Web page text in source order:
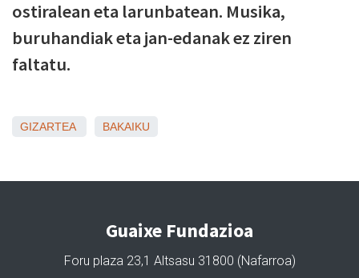
ostiralean eta larunbatean. Musika,
buruhandiak eta jan-edanak ez ziren
faltatu.
GIZARTEA BAKAIKU
Guaixe Fundazioa
Foru plaza 23,1 Altsasu 31800 (Nafarroa)